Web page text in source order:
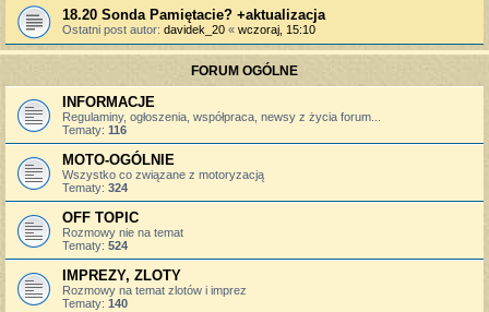
18.20 Sonda Pamiętacie? +aktualizacja
Ostatni post autor: davidek_20 « wczoraj, 15:10
FORUM OGÓLNE
INFORMACJE
Regulaminy, ogłoszenia, współpraca, newsy z życia forum...
Tematy: 116
MOTO-OGÓLNIE
Wszystko co związane z motoryzacją
Tematy: 324
OFF TOPIC
Rozmowy nie na temat
Tematy: 524
IMPREZY, ZLOTY
Rozmowy na temat zlotów i imprez
Tematy: 140